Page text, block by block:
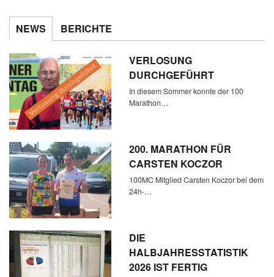
NEWS BERICHTE
VERLOSUNG
DURCHGEFÜHRT
In diesem Sommer konnte der 100
Marathon…
200. MARATHON FÜR
CARSTEN KOCZOR
100MC Mitglied Carsten Koczor bei dem
24h-…
DIE
HALBJAHRESSTATISTIK
2026 IST FERTIG